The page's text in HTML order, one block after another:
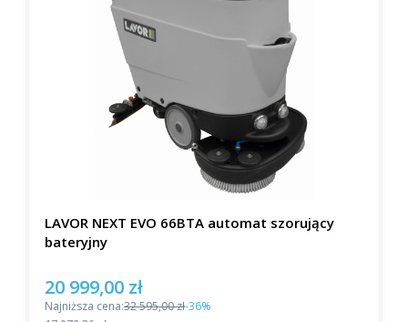
LAVOR NEXT EVO 66BTA automat szorujący
bateryjny
Cena promocyjna
20 999,00 zł
Najniższa cena:32 595,00 zł-36%